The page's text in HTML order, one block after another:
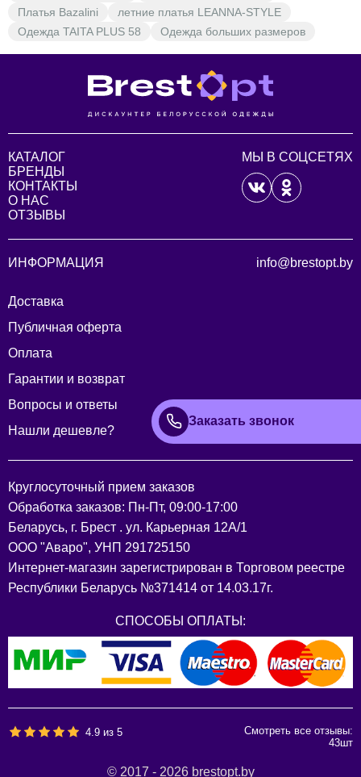
Платья Bazalini
летние платья LEANNA-STYLE
Одежда TAITA PLUS 58
Одежда больших размеров
КАТАЛОГ
БРЕНДЫ
КОНТАКТЫ
О НАС
ОТЗЫВЫ
МЫ В СОЦСЕТЯХ
ИНФОРМАЦИЯ
Доставка
Публичная оферта
Оплата
Гарантии и возврат
Вопросы и ответы
Нашли дешевле?
info@brestopt.by
Заказать звонок
Круглосуточный прием заказов
Обработка заказов: Пн-Пт, 09:00-17:00
Беларусь, г. Брест . ул. Карьерная 12А/1
ООО "Аваро", УНП 291725150
Интернет-магазин зарегистрирован в Торговом реестре
Республики Беларусь №371414 от 14.03.17г.
СПОСОБЫ ОПЛАТЫ:
4.9 из5
Смотреть все отзывы:
43шт
© 2017 - 2026 brestopt.by